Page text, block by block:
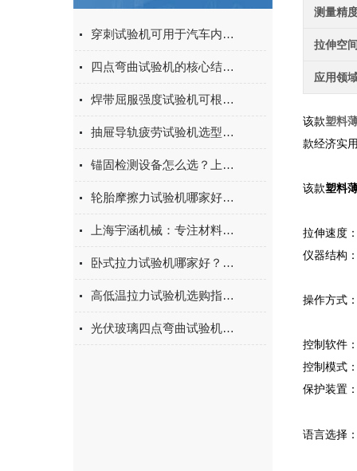
穿刺试验机可用于汽车内饰表皮、防撞缓冲材料得性能测试
四点弯曲试验机的核心结构与工作原理特点
焊带屈服强度试验机可根据不同标准和试验需求调整试验条件
抽屉导轨疲劳试验机选型指南：如何量化评估家具五金的耐用性
锚固检测设备怎么选？上海宇涵膨胀螺丝拉拔试验机品牌评测
轮胎摩擦力试验机哪家好？上海宇涵试验机综合评测
上海宇涵机械：专注材料力学检测，电池片拉力试验机助力光伏品质管控
卧式拉力试验机哪家好？2026年国产实力厂家实测推荐
高低温拉力试验机选购指南：聚焦上海宇涵的技术实力与可靠方案
光伏玻璃四点弯曲试验机的重要性
测量精
拉伸空间
应用领
该款塑料
款经济实
该款塑料
拉伸速度
仪器结构
操作方式
控制软件
控制模式
保护装置
语言选择